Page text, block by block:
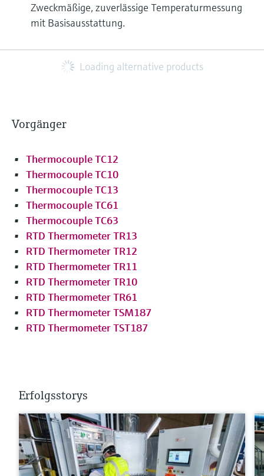
Zweckmäßige, zuverlässige Temperaturmessung
mit Basisausstattung.
Loading alternative products
Vorgänger
Thermocouple TC12
Thermocouple TC10
Thermocouple TC13
Thermocouple TC61
Thermocouple TC63
RTD Thermometer TR13
RTD Thermometer TR12
RTD Thermometer TR11
RTD Thermometer TR10
RTD Thermometer TR61
RTD Thermometer TSM187
RTD Thermometer TST187
Erfolgsstorys